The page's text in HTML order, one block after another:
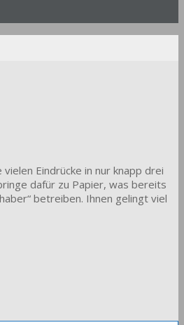
Eindrücke in nur knapp drei
dafür zu Papier, was bereits
betreiben. Ihnen gelingt viel